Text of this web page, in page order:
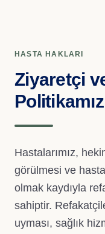
Belgelerimiz
Akşam Polikliniği
Anlaşmalı Kurumlar
HASTA HAKLARI
Ziyaretçi
Politikamız
Hastalarımız,
görülmesi ve
olmak kaydıyla
sahiptir.
uyması, sağlık